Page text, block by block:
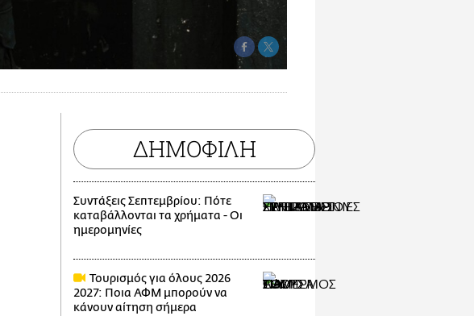
ΔΗΜΟΦΙΛΗ
Συντάξεις Σεπτεμβρίου: Πότε
καταβάλλονται τα χρήματα - Οι
ημερομηνίες
Τουρισμός για όλους 2026
2027: Ποια ΑΦΜ μπορούν να
κάνουν αίτηση σήμερα